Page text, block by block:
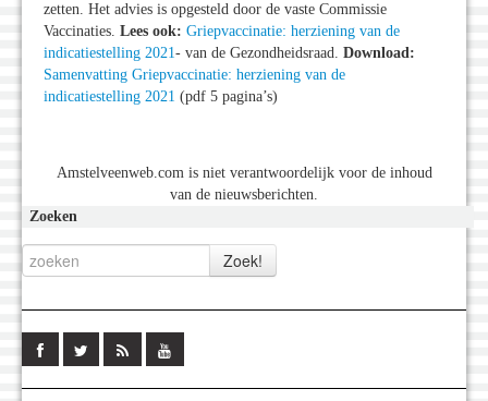
zetten. Het advies is opgesteld door de vaste Commissie
Vaccinaties. Lees ook: Griepvaccinatie: herziening van de
indicatiestelling 2021- van de Gezondheidsraad. Download:
Samenvatting Griepvaccinatie: herziening van de
indicatiestelling 2021 (pdf 5 pagina’s)
Amstelveenweb.com is niet verantwoordelijk voor de inhoud
van de nieuwsberichten.
Zoeken